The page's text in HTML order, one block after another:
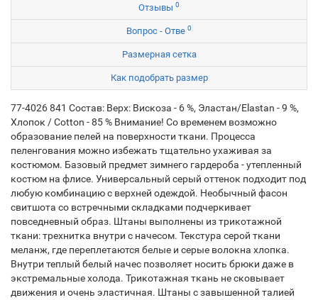
Отзывы 0
Вопрос - Отве 0
Размерная сетка
Как подобрать размер
77-4026 841 Состав: Верх: Вискоза - 6 %, Эластан/Elastan - 9 %,
Хлопок / Cotton - 85 % Внимание! Со временем возможно
образование пелей на поверхности ткани. Процесса
пеленгования можно избежать тщательно ухаживая за
костюмом. Базовый предмет зимнего гардероба - утепленный
костюм на флисе. Универсальный серый оттенок подходит под
любую комбинацию с верхней одеждой. Необычный фасон
свитшота со встречными складками подчеркивает
повседневный образ. Штаны выполнены из трикотажной
ткани: трехнитка внутри с начесом. Текстура серой ткани
меланж, где переплетаются белые и серые волокна хлопка.
Внутри теплый белый начес позволяет носить брюки даже в
экстремальные холода. Трикотажная ткань не сковывает
движения и очень эластичная. Штаны с завышенной талией